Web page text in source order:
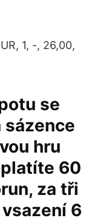
1, -, 26,00,
se
hru
60
za tři
6